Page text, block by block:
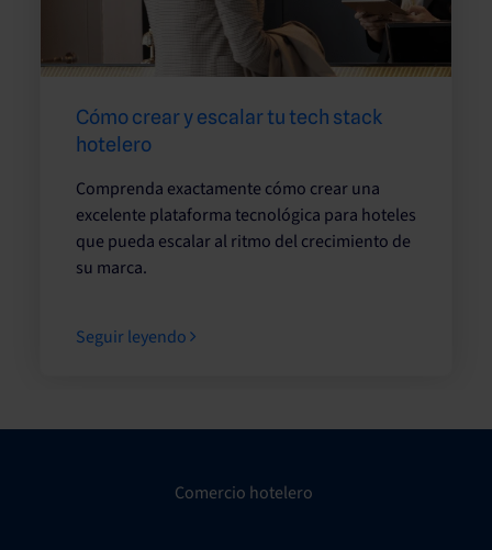
Cómo crear y escalar tu tech stack
hotelero
Comprenda exactamente cómo crear una
excelente plataforma tecnológica para hoteles
que pueda escalar al ritmo del crecimiento de
su marca.
Seguir leyendo
Comercio hotelero